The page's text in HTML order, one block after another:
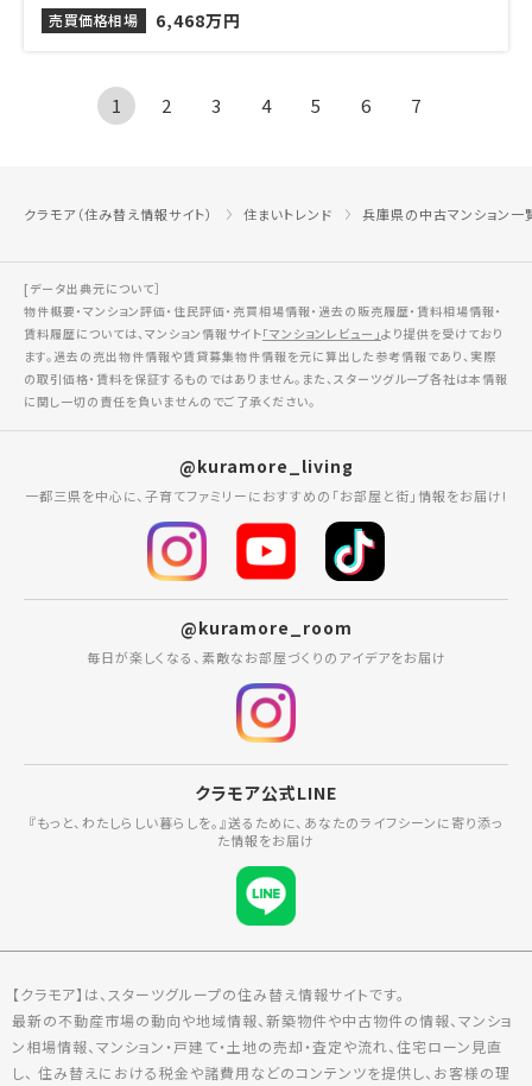
売買価格相場
6,468万円
1 2 3 4 5 6 7
クラモア（住み替え情報サイト） 住まいトレンド 兵庫県の中古マンション一
[データ出典元について］
物件概要・マンション評価・住民評価・売買相場情報・過去の販売履歴・賃料相場情報・
賃料履歴については、マンション情報サイト「マンションレビュー」より提供を受けており
ます。過去の売出物件情報や賃貸募集物件情報を元に算出した参考情報であり、実際
の取引価格・賃料を保証するものではありません。また、スターツグループ各社は本情報
に関し一切の責任を負いませんのでご了承ください。
@kuramore_living
一都三県を中心に、子育てファミリーにおすすめの「お部屋と街」情報をお届け!
@kuramore_room
毎日が楽しくなる、素敵なお部屋づくりのアイデアをお届け
クラモア公式LINE
『もっと、わたしらしい暮らしを。』送るために、あなたのライフシーンに寄り添っ
た情報をお届け
【クラモア】は、スターツグループの住み替え情報サイトです。
最新の不動産市場の動向や地域情報、新築物件や中古物件の情報、マンショ
ン相場情報、マンション・戸建て・土地の売却・査定や流れ、住宅ローン見直
し、 住み替えにおける税金や諸費用などのコンテンツを提供し、お客様の理